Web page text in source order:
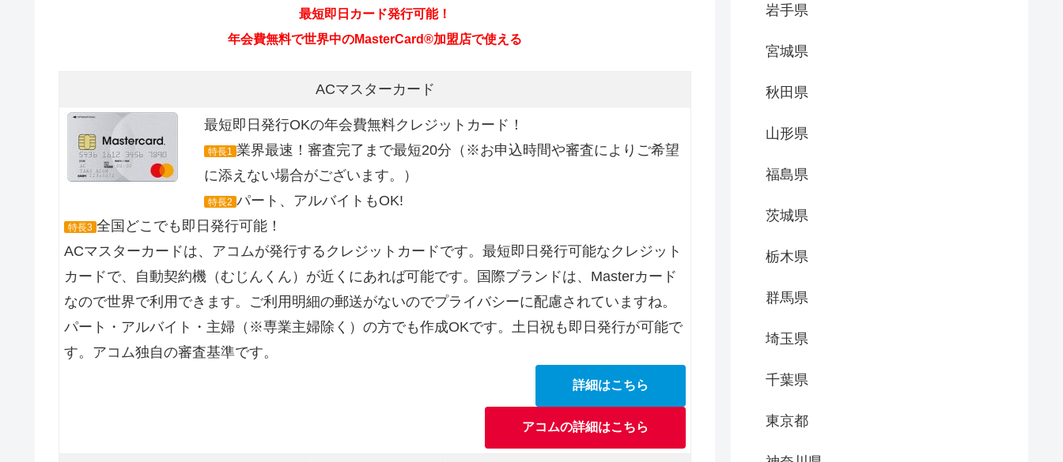
最短即日カード発行可能！
年会費無料で世界中のMasterCard®加盟店で使える
ACマスターカード
最短即日発行OKの年会費無料クレジットカード！
特長1 業界最速！審査完了まで最短20分（※お申込時間や審査によりご希望
に添えない場合がございます。）
特長2 パート、アルバイトもOK!
特長3 全国どこでも即日発行可能！
ACマスターカードは、アコムが発行するクレジットカードです。最短即日発行可能なクレジット
カードで、自動契約機（むじんくん）が近くにあれば可能です。国際ブランドは、Masterカード
なので世界で利用できます。ご利用明細の郵送がないのでプライバシーに配慮されていますね。
パート・アルバイト・主婦（※専業主婦除く）の方でも作成OKです。土日祝も即日発行が可能で
す。アコム独自の審査基準です。
詳細はこちら
アコムの詳細はこちら
岩手県
宮城県
秋田県
山形県
福島県
茨城県
栃木県
群馬県
埼玉県
千葉県
東京都